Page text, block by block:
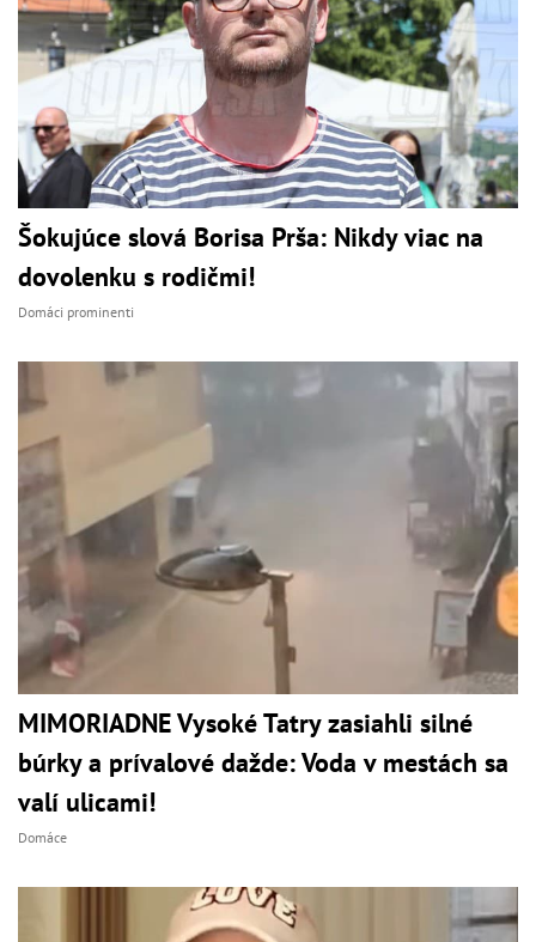
Šokujúce slová Borisa Prša: Nikdy viac na
dovolenku s rodičmi!
Domáci prominenti
MIMORIADNE Vysoké Tatry zasiahli silné
búrky a prívalové dažde: Voda v mestách sa
valí ulicami!
Domáce